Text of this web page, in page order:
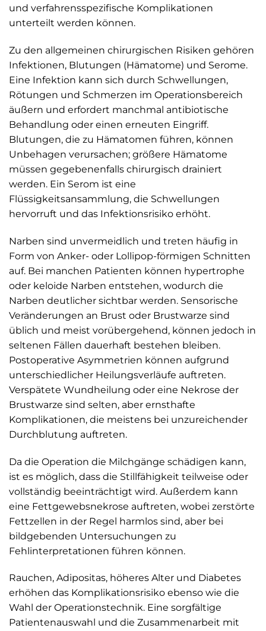
und verfahrensspezifische Komplikationen
unterteilt werden können.
Zu den allgemeinen chirurgischen Risiken gehören
Infektionen, Blutungen (Hämatome) und Serome.
Eine Infektion kann sich durch Schwellungen,
Rötungen und Schmerzen im Operationsbereich
äußern und erfordert manchmal antibiotische
Behandlung oder einen erneuten Eingriff.
Blutungen, die zu Hämatomen führen, können
Unbehagen verursachen; größere Hämatome
müssen gegebenenfalls chirurgisch drainiert
werden. Ein Serom ist eine
Flüssigkeitsansammlung, die Schwellungen
hervorruft und das Infektionsrisiko erhöht.
Narben sind unvermeidlich und treten häufig in
Form von Anker- oder Lollipop-förmigen Schnitten
auf. Bei manchen Patienten können hypertrophe
oder keloide Narben entstehen, wodurch die
Narben deutlicher sichtbar werden. Sensorische
Veränderungen an Brust oder Brustwarze sind
üblich und meist vorübergehend, können jedoch in
seltenen Fällen dauerhaft bestehen bleiben.
Postoperative Asymmetrien können aufgrund
unterschiedlicher Heilungsverläufe auftreten.
Verspätete Wundheilung oder eine Nekrose der
Brustwarze sind selten, aber ernsthafte
Komplikationen, die meistens bei unzureichender
Durchblutung auftreten.
Da die Operation die Milchgänge schädigen kann,
ist es möglich, dass die Stillfähigkeit teilweise oder
vollständig beeinträchtigt wird. Außerdem kann
eine Fettgewebsnekrose auftreten, wobei zerstörte
Fettzellen in der Regel harmlos sind, aber bei
bildgebenden Untersuchungen zu
Fehlinterpretationen führen können.
Rauchen, Adipositas, höheres Alter und Diabetes
erhöhen das Komplikationsrisiko ebenso wie die
Wahl der Operationstechnik. Eine sorgfältige
Patientenauswahl und die Zusammenarbeit mit